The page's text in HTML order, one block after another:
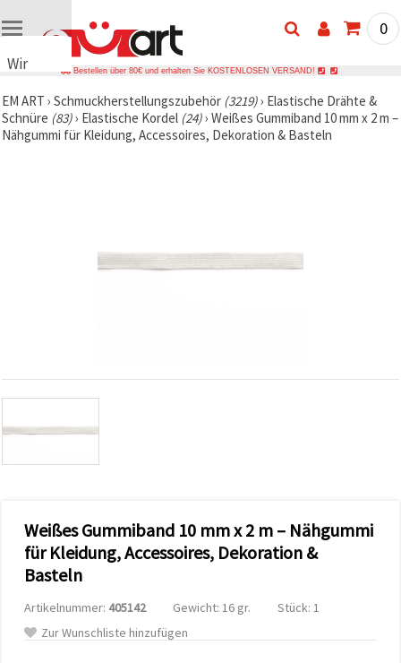
Wir
Cookies
🍪 Wir
verwenden
Datenverkehr
analysieren
Unterstützung
unserer
Partner für
Analyse
Marketing.
0
Bestellen über 80€ und erhalten Sie KOSTENLOSEN VERSAND!
EM ART › Schmuckherstellungszubehör (3219)› Elastische Drähte &
Schnüre (83)› Elastische Kordel (24)› Weißes Gummiband 10 mm x 2 m –
Nähgummi für Kleidung, Accessoires, Dekoration & Basteln
Weißes Gummiband 10 mm x 2 m – Nähgummi
für Kleidung, Accessoires, Dekoration &
Basteln
Artikelnummer: 405142 Gewicht: 16 gr.
Stück: 1
Zur Wunschliste hinzufügen